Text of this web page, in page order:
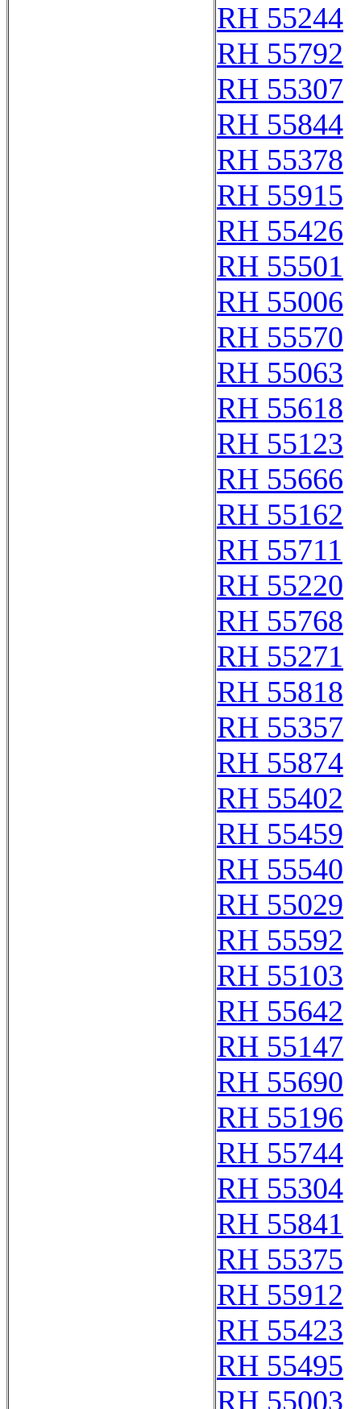
RH 55244
RH 55792
RH 55307
RH 55844
RH 55378
RH 55915
RH 55426
RH 55501
RH 55006
RH 55570
RH 55063
RH 55618
RH 55123
RH 55666
RH 55162
RH 55711
RH 55220
RH 55768
RH 55271
RH 55818
RH 55357
RH 55874
RH 55402
RH 55459
RH 55540
RH 55029
RH 55592
RH 55103
RH 55642
RH 55147
RH 55690
RH 55196
RH 55744
RH 55304
RH 55841
RH 55375
RH 55912
RH 55423
RH 55495
RH 55003